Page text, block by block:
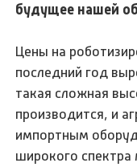
будущее нашей
Цены на
последний год
такая сложная
производится, и
импортным
широкого спектра